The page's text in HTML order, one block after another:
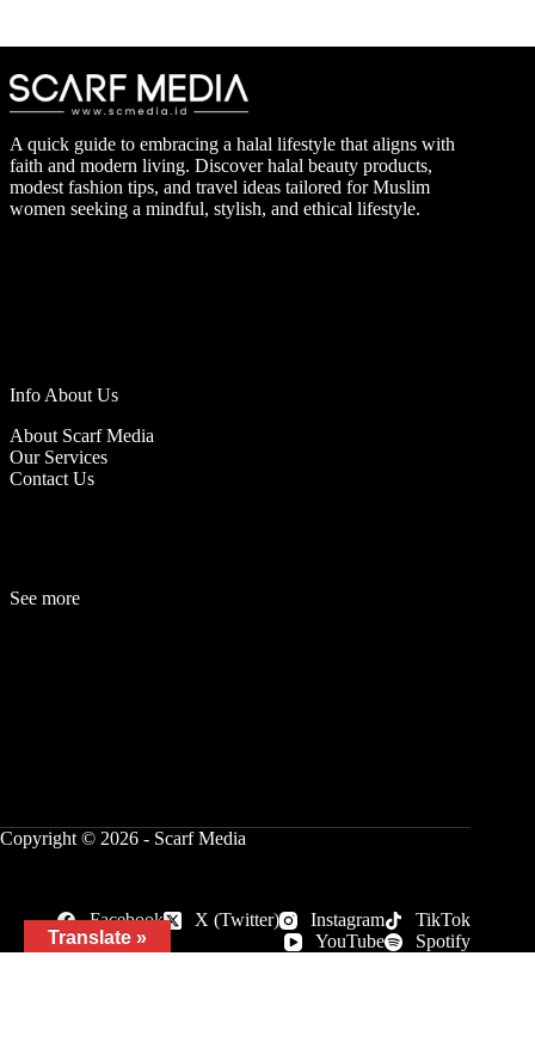
A quick guide to embracing a halal lifestyle that aligns with
faith and modern living. Discover halal beauty products,
modest fashion tips, and travel ideas tailored for Muslim
women seeking a mindful, stylish, and ethical lifestyle.
Info About Us
About Scarf Media
Our Services
Contact Us
See more
Copyright © 2026 - Scarf Media
Facebook X (Twitter) Instagram
TikTok
YouTube
Spotify
Translate »